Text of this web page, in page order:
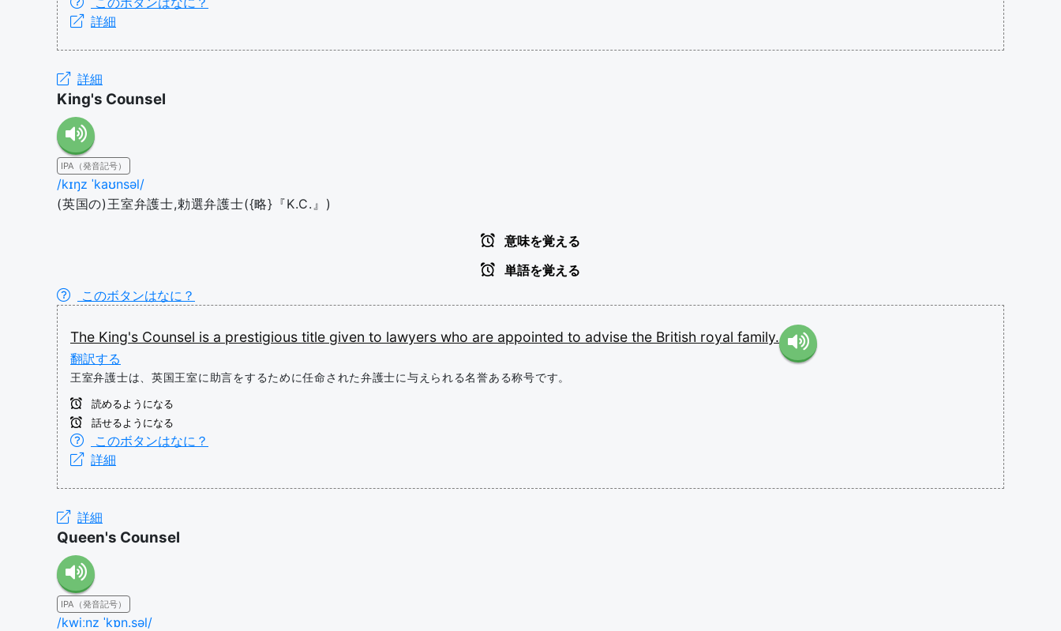
詳細
詳細
King's Counsel
IPA（発音記号）
/kɪŋz ˈkaʊnsəl/
(英国の)王室弁護士,勅選弁護士({略}『K.C.』)
意味を覚える
単語を覚える
このボタンはなに？
The King's Counsel is a prestigious title given to lawyers who are appointed to advise the British royal family.
翻訳する
王室弁護士は、英国王室に助言をするために任命された弁護士に与えられる名誉ある称号です。
読めるようになる
話せるようになる
このボタンはなに？
詳細
詳細
Queen's Counsel
IPA（発音記号）
/kwiːnz ˈkɒn.səl/